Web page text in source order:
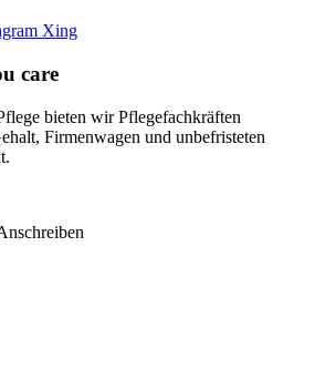
Xing
care
bieten wir Pflegefachkräften
Firmenwagen und unbefristeten